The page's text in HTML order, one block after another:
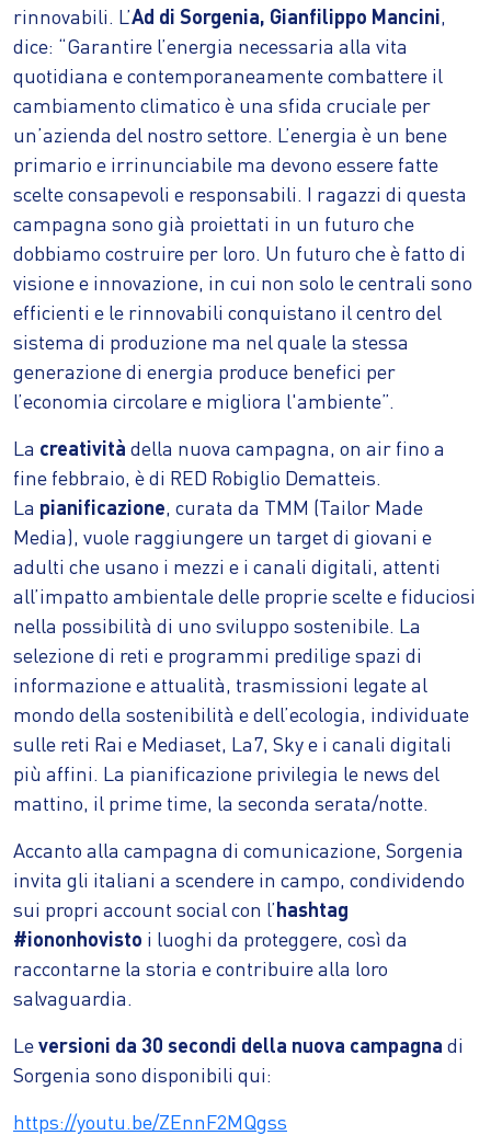
rinnovabili. L’Ad di Sorgenia, Gianfilippo Mancini,
dice: “Garantire l’energia necessaria alla vita
quotidiana e contemporaneamente combattere il
cambiamento climatico è una sfida cruciale per
un’azienda del nostro settore. L’energia è un bene
primario e irrinunciabile ma devono essere fatte
scelte consapevoli e responsabili. I ragazzi di questa
campagna sono già proiettati in un futuro che
dobbiamo costruire per loro. Un futuro che è fatto di
visione e innovazione, in cui non solo le centrali sono
efficienti e le rinnovabili conquistano il centro del
sistema di produzione ma nel quale la stessa
generazione di energia produce benefici per
l’economia circolare e migliora l'ambiente”.
La creatività della nuova campagna, on air fino a
fine febbraio, è di RED Robiglio Dematteis.
La pianificazione, curata da TMM (Tailor Made
Media), vuole raggiungere un target di giovani e
adulti che usano i mezzi e i canali digitali, attenti
all’impatto ambientale delle proprie scelte e fiduciosi
nella possibilità di uno sviluppo sostenibile. La
selezione di reti e programmi predilige spazi di
informazione e attualità, trasmissioni legate al
mondo della sostenibilità e dell’ecologia, individuate
sulle reti Rai e Mediaset, La7, Sky e i canali digitali
più affini. La pianificazione privilegia le news del
mattino, il prime time, la seconda serata/notte.
Accanto alla campagna di comunicazione, Sorgenia
invita gli italiani a scendere in campo, condividendo
sui propri account social con l’hashtag
#iononhovisto i luoghi da proteggere, così da
raccontarne la storia e contribuire alla loro
salvaguardia.
Leversioni da 30 secondi della nuova campagna di
Sorgenia sono disponibili qui:
https://youtu.be/ZEnnF2MQgss